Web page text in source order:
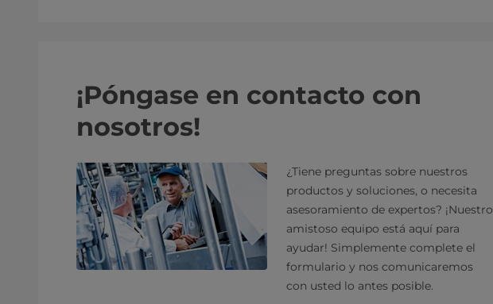
¡Póngase en contacto con
nosotros!
¿Tiene preguntas sobre nuestros
productos y soluciones, o necesita
asesoramiento de expertos? ¡Nuestro
amistoso equipo está aquí para
ayudar! Simplemente complete el
formulario y nos comunicaremos
con usted lo antes posible.